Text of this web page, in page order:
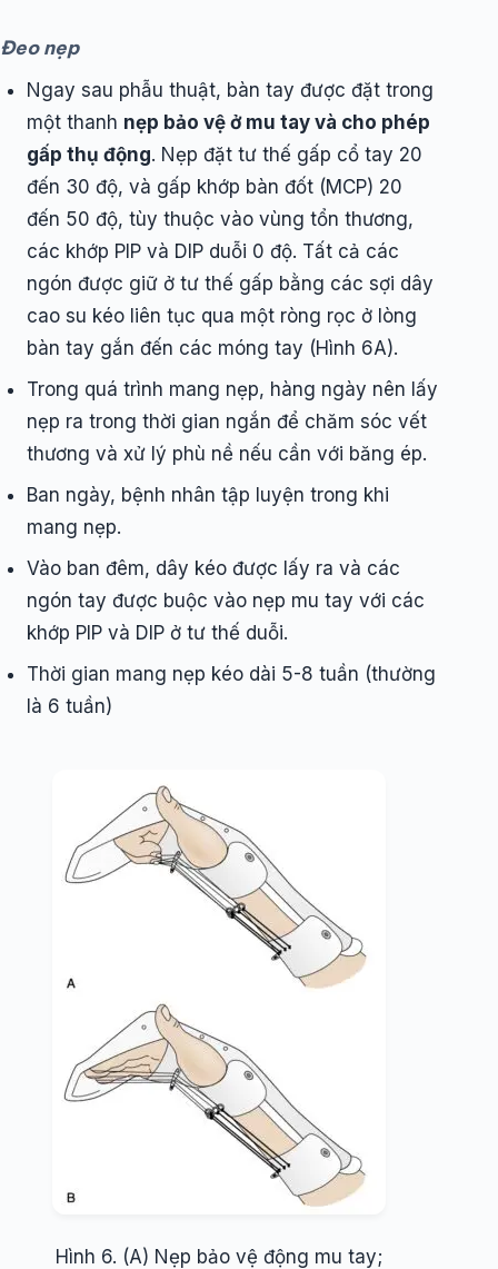
Đeo nẹp
Ngay sau phẫu thuật, bàn tay được đặt trong
một thanh nẹp bảo vệ ở mu tay và cho phép
gấp thụ động. Nẹp đặt tư thế gấp cổ tay 20
đến 30 độ, và gấp khớp bàn đốt (MCP) 20
đến 50 độ, tùy thuộc vào vùng tổn thương,
các khớp PIP và DIP duỗi 0 độ. Tất cả các
ngón được giữ ở tư thế gấp bằng các sợi dây
cao su kéo liên tục qua một ròng rọc ở lòng
bàn tay gắn đến các móng tay (Hình 6A).
Trong quá trình mang nẹp, hàng ngày nên lấy
nẹp ra trong thời gian ngắn để chăm sóc vết
thương và xử lý phù nề nếu cần với băng ép.
Ban ngày, bệnh nhân tập luyện trong khi
mang nẹp.
Vào ban đêm, dây kéo được lấy ra và các
ngón tay được buộc vào nẹp mu tay với các
khớp PIP và DIP ở tư thế duỗi.
Thời gian mang nẹp kéo dài 5-8 tuần (thường
là 6 tuần)
Hình 6. (A) Nẹp bảo vệ động mu tay;